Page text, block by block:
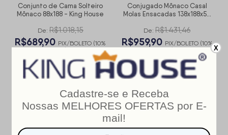
Conjunto de Cama Solteiro
Mônaco 88x188 - King House
De: R$1.018,15
R$689,90 PIX/BOLETO (10%
ou R$766,56em10 de
R$76,66
sem juros
COMPRAR
Conjugado Mônaco Casal
Molas Ensacadas 138x188x57
De: R$1.431,46
R$959,90 PIX/BOLETO (10%
ouR$1.066,56em10xde
R$106,66
sem juros
COMPRAR
X